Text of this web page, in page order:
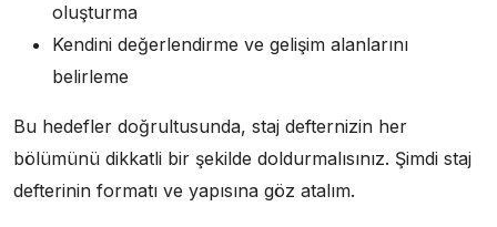
oluşturma
Kendini değerlendirme ve gelişim alanlarını
belirleme
Bu hedefler doğrultusunda, staj defternizin her
bölümünü dikkatli bir şekilde doldurmalısınız. Şimdi staj
defterinin formatı ve yapısına göz atalım.